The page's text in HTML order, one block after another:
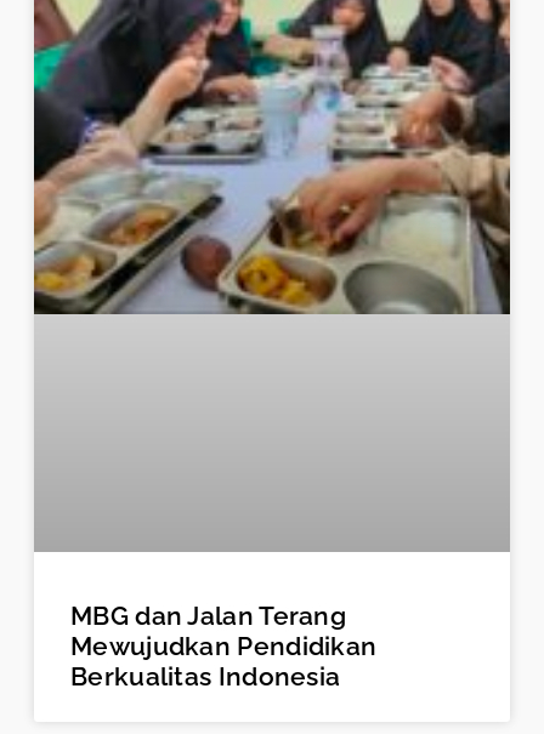
MBG dan Jalan Terang
Mewujudkan Pendidikan
Berkualitas Indonesia